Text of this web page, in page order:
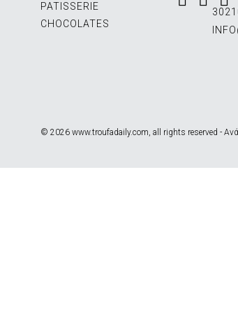
PATISSERIE
CHOCOLATES
© 2026 www.troufadaily.com, all rights reserved -